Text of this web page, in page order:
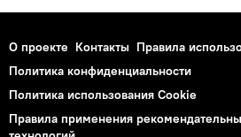
О проекте Контакты Правила
Политика конфиденциальности
Политика использования Cookie
Правила применения